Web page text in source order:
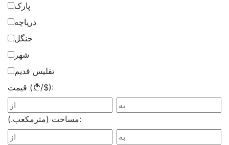
پارک
دریاچه
جنگل
شهر
تفلیس قدیم
قیمت (
/$):
مساحت (مترمکعب.):